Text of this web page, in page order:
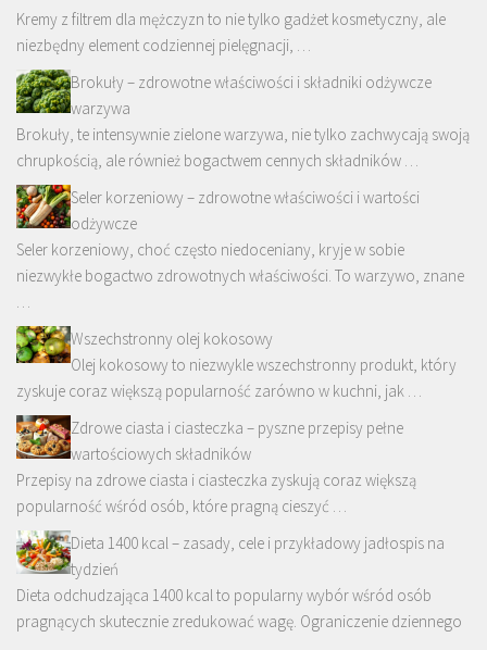
Kremy z filtrem dla mężczyzn to nie tylko gadżet kosmetyczny, ale
niezbędny element codziennej pielęgnacji, …
Brokuły – zdrowotne właściwości i składniki odżywcze
warzywa
Brokuły, te intensywnie zielone warzywa, nie tylko zachwycają swoją
chrupkością, ale również bogactwem cennych składników …
Seler korzeniowy – zdrowotne właściwości i wartości
odżywcze
Seler korzeniowy, choć często niedoceniany, kryje w sobie
niezwykłe bogactwo zdrowotnych właściwości. To warzywo, znane
Wszechstronny olej kokosowy
Olej kokosowy to niezwykle wszechstronny produkt, który
zyskuje coraz większą popularność zarówno w kuchni, jak …
Zdrowe ciasta i ciasteczka – pyszne przepisy pełne
wartościowych składników
Przepisy na zdrowe ciasta i ciasteczka zyskują coraz większą
popularność wśród osób, które pragną cieszyć …
Dieta 1400 kcal – zasady, cele i przykładowy jadłospis na
tydzień
Dieta odchudzająca 1400 kcal to popularny wybór wśród osób
pragnących skutecznie zredukować wagę. Ograniczenie dziennego